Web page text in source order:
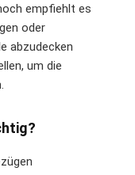
empfiehlt es
oder
abzudecken
um die